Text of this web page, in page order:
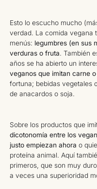
Esto lo escucho mucho
verdad. La comida vegana
menús: legumbres (en sus
verduras o fruta. También
años se ha abierto un
veganos que imitan carne
fortuna; bebidas vegetales
de anacardos o soja.
Sobre los productos que
dicotonomía entre los
justo empiezan ahora o
proteína animal. Aquí
primeros, que son muy
a veces una superioridad